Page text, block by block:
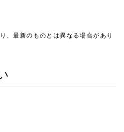
、最新のものとは異なる場合があり